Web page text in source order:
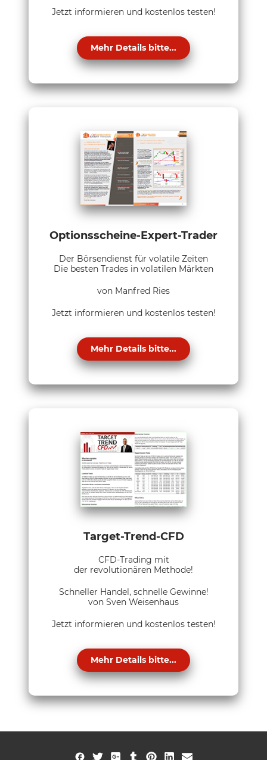
Jetzt informieren und kostenlos testen!
Mehr Details bitte...
Optionsscheine-Expert-Trader
Der Börsendienst für volatile Zeiten
Die besten Trades in volatilen Märkten
von Manfred Ries
Jetzt informieren und kostenlos testen!
Mehr Details bitte...
Target-Trend-CFD
CFD-Trading mit
der revolutionären Methode!
Schneller Handel, schnelle Gewinne!
von Sven Weisenhaus
Jetzt informieren und kostenlos testen!
Mehr Details bitte...